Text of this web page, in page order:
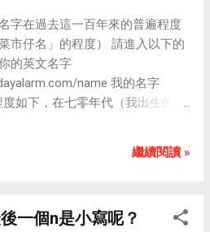
字在過去這一百年來的普遍程度
市仔名」的程度） 請進入以下的
的英文名字
name 我的名字
如下，在七零年代（我出生的時
679 1940's 563 1950's 420 1960's
繼續閱讀 »
一個n是小寫呢？